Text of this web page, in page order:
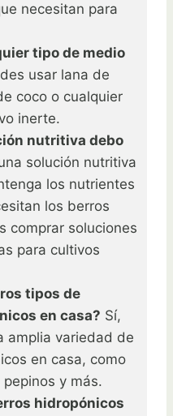
necesitan para
tipo de medio
usar lana de
coco o cualquier
inerte.
nutritiva debo
solución nutritiva
los nutrientes
los berros
comprar soluciones
para cultivos
tipos de
en casa? Sí,
amplia variedad de
en casa, como
y más.
hidropónicos